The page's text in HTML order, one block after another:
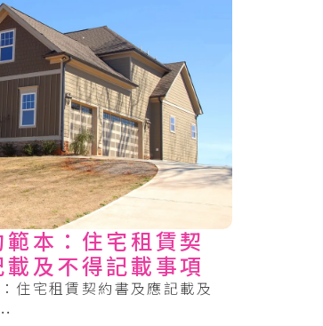
本：住宅租賃契
及不得記載事項
住宅租賃契約書及應記載及